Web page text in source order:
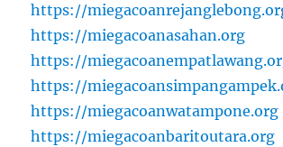
https://
https://miegacoanasahan.org
https://
https://
https://miegacoanwatampone.org
https://miegacoanbaritoutara.org